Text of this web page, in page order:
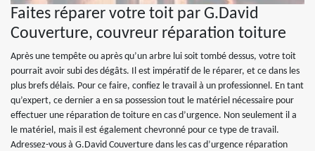
Faites réparer votre toit par G.David
Couverture, couvreur réparation toiture
Après une tempête ou après qu’un arbre lui soit tombé dessus, votre toit
pourrait avoir subi des dégâts. Il est impératif de le réparer, et ce dans les
plus brefs délais. Pour ce faire, confiez le travail à un professionnel. En tant
qu’expert, ce dernier a en sa possession tout le matériel nécessaire pour
effectuer une réparation de toiture en cas d’urgence. Non seulement il a
le matériel, mais il est également chevronné pour ce type de travail.
Adressez-vous à G.David Couverture dans les cas d’urgence réparation